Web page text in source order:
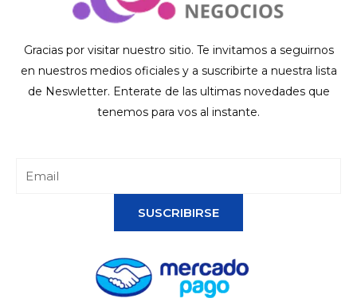
Gracias por visitar nuestro sitio. Te invitamos a seguirnos
en nuestros medios oficiales y a suscribirte a nuestra lista
de Neswletter. Enterate de las ultimas novedades que
tenemos para vos al instante.
SUSCRIBIRSE